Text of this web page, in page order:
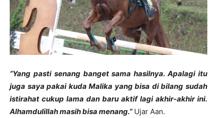
“Yang pasti senang banget sama hasilnya. Apalagi itu
juga saya pakai kuda Malika yang bisa di bilang sudah
istirahat cukup lama dan baru aktif lagi akhir-akhir ini.
Alhamdulillah masih bisa menang.”Ujar Aan.